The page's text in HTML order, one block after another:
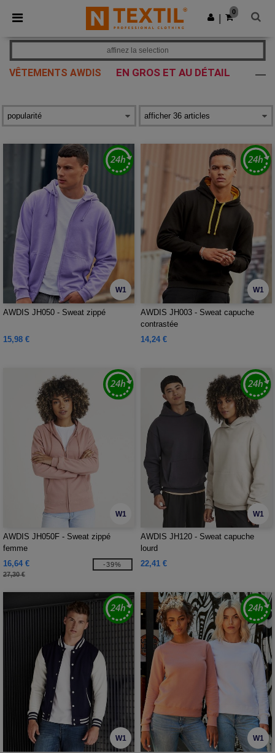
× Appli Ntextil
Meilleurs prix sur l’app !
Obtenir l'appli
0
VÊTEMENTS AWDIS EN GROS ET AU DÉTAIL
affinez la selection
W1
AWDIS JH050 - Sweat zippé
15,98 €
W1
AWDIS JH003 - Sweat capuche
contrastée
14,24 €
W1
AWDIS JH050F - Sweat zippé
femme
16,64 €
27,30 €
-39%
W1
AWDIS JH120 - Sweat capuche
lourd
22,41 €
W1 W1